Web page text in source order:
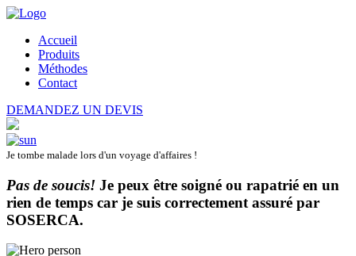
Accueil
Produits
Méthodes
Contact
DEMANDEZ UN DEVIS
Je tombe malade lors d'un voyage d'affaires !
Pas de soucis! Je peux être soigné ou rapatrié en un
rien de temps car je suis correctement assuré par
SOSERCA.